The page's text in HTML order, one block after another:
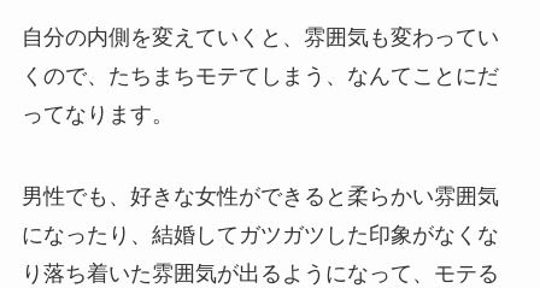
自分の内側を変えていくと、雰囲気も変わってい
くので、たちまちモテてしまう、なんてことにだ
ってなります。
男性でも、好きな女性ができると柔らかい雰囲気
になったり、結婚してガツガツした印象がなくな
り落ち着いた雰囲気が出るようになって、モテる